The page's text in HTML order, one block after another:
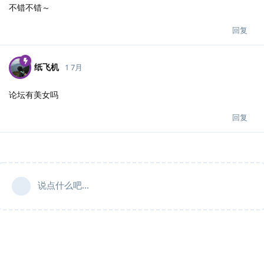
不错不错～
回复
纸飞机 1 7月
论坛有美女吗
回复
说点什么吧...